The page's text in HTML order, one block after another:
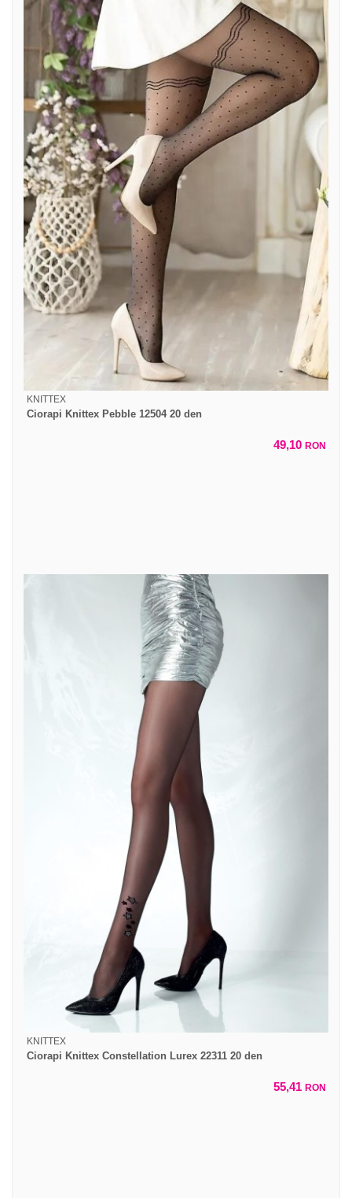
KNITTEX
Ciorapi Knittex Pebble 12504 20 den
49,10 RON
KNITTEX
Ciorapi Knittex Constellation Lurex 22311 20 den
55,41 RON